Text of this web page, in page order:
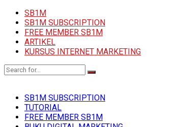
SB1M
SB1M SUBSCRIPTION
FREE MEMBER SB1M
ARTIKEL
KURSUS INTERNET MARKETING
SB1M SUBSCRIPTION
TUTORIAL
FREE MEMBER SB1M